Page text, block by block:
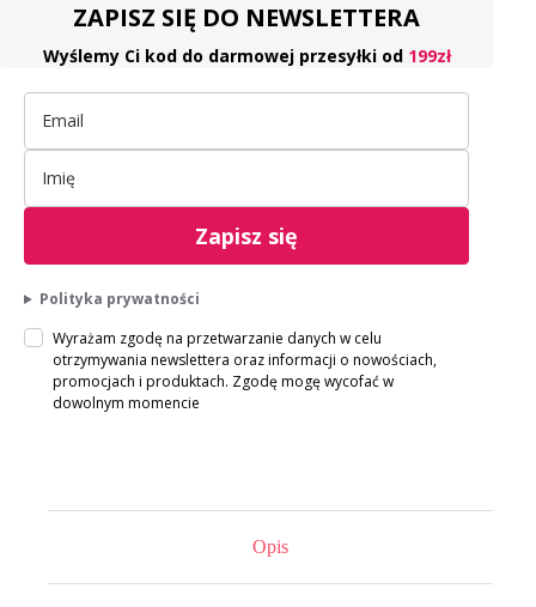
ZAPISZ SIĘ DO NEWSLETTERA
Wyślemy Ci kod do darmowej przesyłki od 199zł
Zapisz się
Polityka prywatności
Wyrażam zgodę na przetwarzanie danych w celu
otrzymywania newslettera oraz informacji o nowościach,
promocjach i produktach. Zgodę mogę wycofać w
dowolnym momencie
Opis